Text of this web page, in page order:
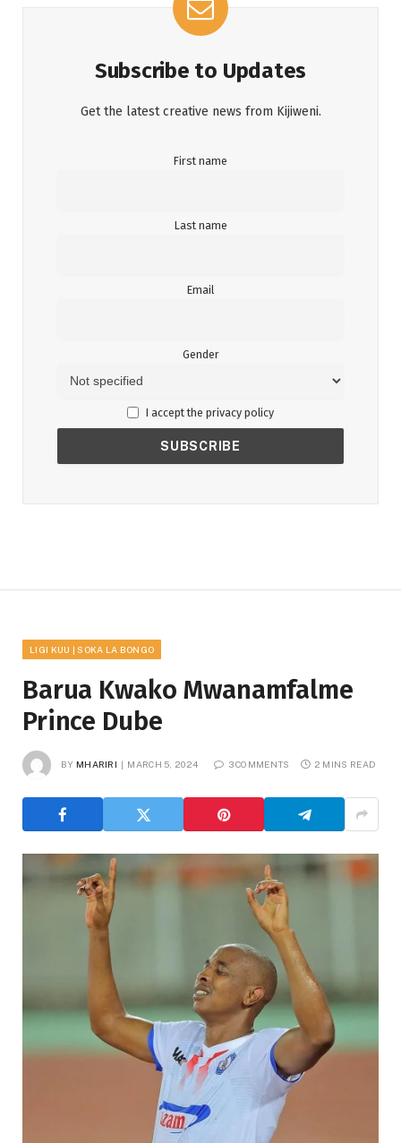
Subscribe to Updates
Get the latest creative news from Kijiweni.
First name
Last name
Email
Gender
I accept the privacy policy
LIGI KUU | SOKA LA BONGO
Barua Kwako Mwanamfalme
Prince Dube
BY MHARIRI MARCH 5, 2024 3 COMMENTS 2 MINS READ